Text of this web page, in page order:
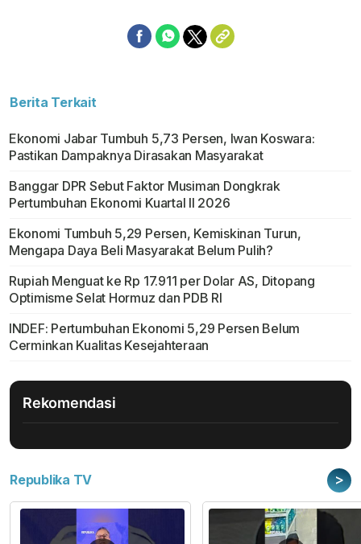
Berita Terkait
Ekonomi Jabar Tumbuh 5,73 Persen, Iwan Koswara:
Pastikan Dampaknya Dirasakan Masyarakat
Banggar DPR Sebut Faktor Musiman Dongkrak
Pertumbuhan Ekonomi Kuartal II 2026
Ekonomi Tumbuh 5,29 Persen, Kemiskinan Turun,
Mengapa Daya Beli Masyarakat Belum Pulih?
Rupiah Menguat ke Rp 17.911 per Dolar AS, Ditopang
Optimisme Selat Hormuz dan PDB RI
INDEF: Pertumbuhan Ekonomi 5,29 Persen Belum
Cerminkan Kualitas Kesejahteraan
Rekomendasi
Republika TV >